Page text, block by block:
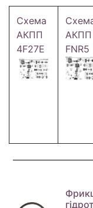
Схема
АКПП
4F27E
АКПП
FNR5